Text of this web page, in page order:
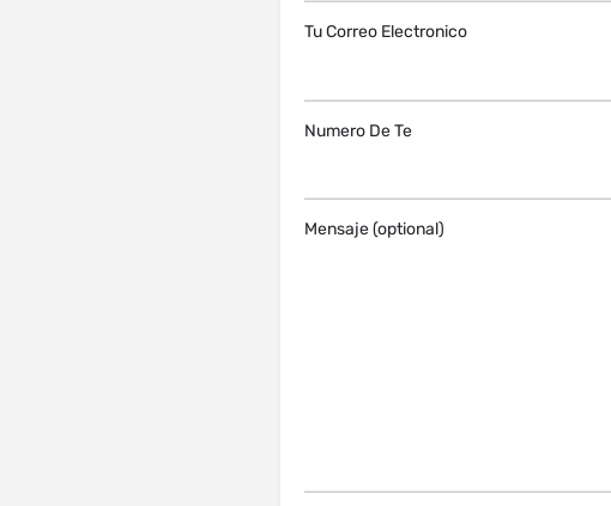
Tu Correo Electronico
Numero De Te
Mensaje (optional)